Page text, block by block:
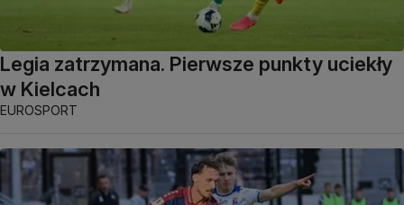
Legia zatrzymana. Pierwsze punkty uciekły
w Kielcach
EUROSPORT